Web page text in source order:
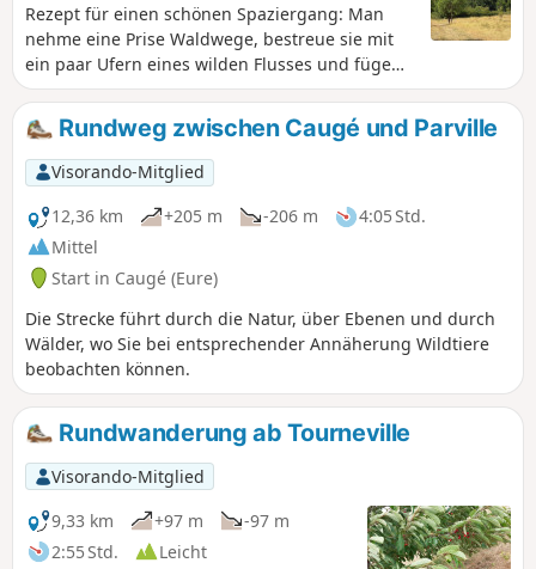
Rezept für einen schönen Spaziergang: Man
nehme eine Prise Waldwege, bestreue sie mit
ein paar Ufern eines wilden Flusses und füge
zwei Fingerbreit Kultur und Kulturerbe hinzu.
Das Ergebnis ist der Rundweg „La Maladrerie“,
eine ideale Route für die ganze Familie. Er ist
recht kurz und leicht zu bewältigen und
schlängelt sich durch die Hügel und Wälder von
Gravigny, bevor er entlang des Iton zurück in
die Stadt zur Maladrerie Saint-Nicolas führt. Die
Leprakolonie ist eine der wenigen noch
erhaltenen in der Normandie. Sie kann zwar
nicht besichtigt werden, steht aber unter
Denkmalschutz. Im12. Jahrhundert erledigten
die Leprakranken selbst die Feldarbeit und die
Pflege der Kranken.
Rundweg zwischen Caugé und Parville
Visorando-Mitglied
12,36 km
+205 m -206 m
4:05 Std.
Mittel
Start in Caugé (Eure)
Die Strecke führt durch die Natur, über Ebenen und durch
Wälder, wo Sie bei entsprechender Annäherung Wildtiere
beobachten können.
Rundwanderung ab Tourneville
Visorando-Mitglied
9,33 km
+97 m
-97 m
2:55 Std.
Leicht